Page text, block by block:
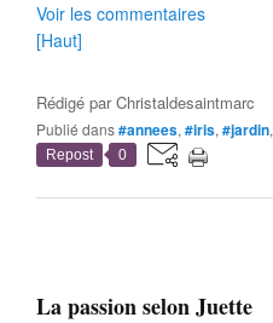
Voir les commentaires
[Haut]
Rédigé parChristaldesaintmarc
Publié dans#annees, #iris, #jardin,
Repost 0
La passion selon Juette